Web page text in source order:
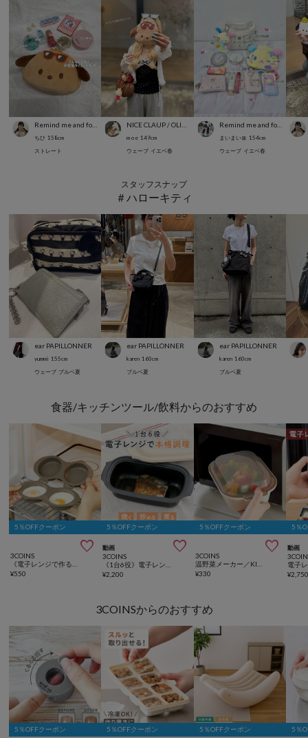
ちひ 158cm
ストレート
m o e 149cm
ウェーブ イエベ春
Remind me and forever
まいまい🎀 154cm
ウェーブ イエベ春
スタッフスナップ
＃ハローキティ
ear PAPILLONNER
yummi 155cm
ウェーブ ブルベ夏
ear PAPILLONNER
karen 160cm
ブルベ夏
ear PAPILLONNER
karen 160cm
ブルベ夏
食器/キッチンツール/飲料からのおすすめ
5％OFFクーポン

3COINS
¥550
5％OFFクーポン
動画 
3COINS
¥2,200
5％OFFクーポン

3COINS
¥330
5％
動画
¥
3COINSからのおすすめ
5％OFFクーポン 5％OFFクーポン 5％OFFクーポン 5％